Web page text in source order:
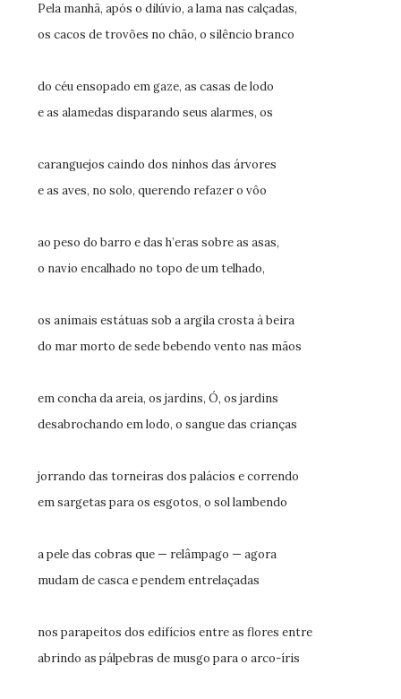
Pela manhã, após o dilúvio, a lama nas calçadas,
os cacos de trovões no chão, o silêncio branco
do céu ensopado em gaze, as casas de lodo
e as alamedas disparando seus alarmes, os
caranguejos caindo dos ninhos das árvores
e as aves, no solo, querendo refazer o vôo
ao peso do barro e das h’eras sobre as asas,
o navio encalhado no topo de um telhado,
os animais estátuas sob a argila crosta à beira
do mar morto de sede bebendo vento nas mãos
em concha da areia, os jardins, Ó, os jardins
desabrochando em lodo, o sangue das crianças
jorrando das torneiras dos palácios e correndo
em sargetas para os esgotos, o sol lambendo
a pele das cobras que — relâmpago — agora
mudam de casca e pendem entrelaçadas
nos parapeitos dos edifícios entre as flores entre
abrindo as pálpebras de musgo para o arco-íris